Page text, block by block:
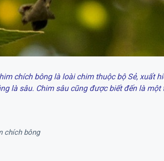
chích bông là loài chim thuộc bộ Sẻ, xuất
là sâu. Chim sâu cũng được biết đến là
chích bông